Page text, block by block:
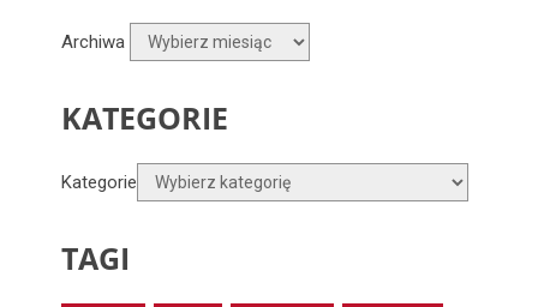
Archiwa
KATEGORIE
Kategorie
TAGI